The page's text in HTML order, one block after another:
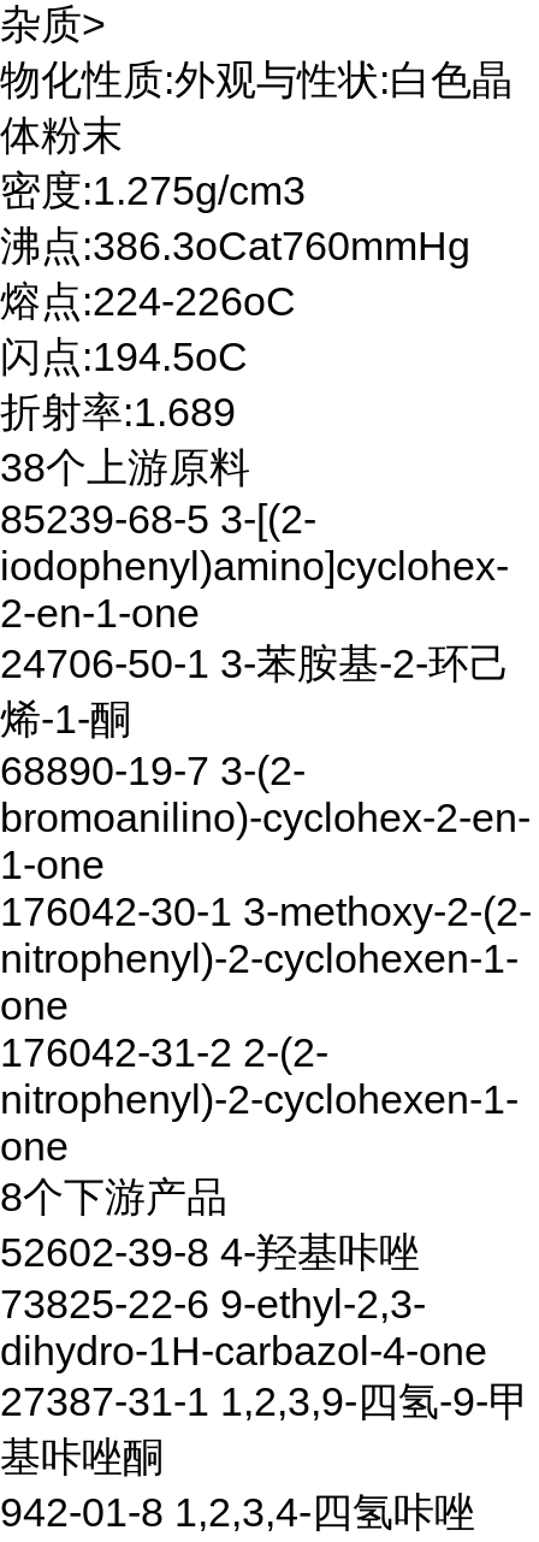
杂质>
物化性质:外观与性状:白色晶
体粉末
密度:1.275g/cm3
沸点:386.3oCat760mmHg
熔点:224-226oC
闪点:194.5oC
折射率:1.689
38个上游原料
85239-68-5 3-[(2-
iodophenyl)amino]cyclohex-
2-en-1-one
24706-50-1 3-苯胺基-2-环己
烯-1-酮
68890-19-7 3-(2-
bromoanilino)-cyclohex-2-en-
1-one
176042-30-1 3-methoxy-2-(2-
nitrophenyl)-2-cyclohexen-1-
one
176042-31-2 2-(2-
nitrophenyl)-2-cyclohexen-1-
one
8个下游产品
52602-39-8 4-羟基咔唑
73825-22-6 9-ethyl-2,3-
dihydro-1H-carbazol-4-one
27387-31-1 1,2,3,9-四氢-9-甲
基咔唑酮
942-01-8 1,2,3,4-四氢咔唑